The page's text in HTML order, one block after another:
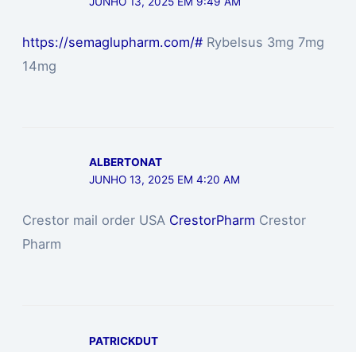
https://semaglupharm.com/# Rybelsus 3mg 7mg
14mg
ALBERTONAT
JUNHO 13, 2025 EM 4:20 AM
Crestor mail order USA CrestorPharm Crestor
Pharm
PATRICKDUT